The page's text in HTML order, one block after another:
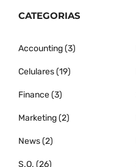
CATEGORIAS
Accounting(3)
Celulares(19)
Finance(3)
Marketing(2)
News(2)
S.O. (26)